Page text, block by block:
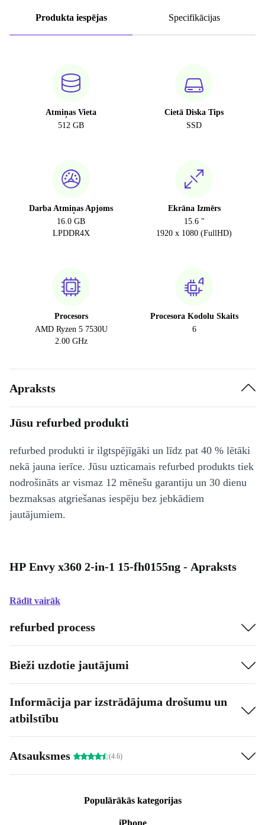
Produkta iespējas Specifikācijas
Atmiņas Vieta
512 GB
Cietā Diska Tips
SSD
Darba Atmiņas Apjoms
16.0 GB
LPDDR4X
Ekrāna Izmērs
15.6 "
1920 x 1080 (FullHD)
Procesors
AMD Ryzen 5 7530U
2.00 GHz
Procesora Kodolu Skaits
6
Apraksts
Jūsu refurbed produkti
refurbed produkti ir ilgtspējīgāki un līdz pat 40 % lētāki
nekā jauna ierīce. Jūsu uzticamais refurbed produkts tiek
nodrošināts ar vismaz 12 mēnešu garantiju un 30 dienu
bezmaksas atgriešanas iespēju bez jebkādiem
jautājumiem.
HP Envy x360 2-in-1 15-fh0155ng - Apraksts
Rādīt vairāk
refurbed process
Bieži uzdotie jautājumi
Informācija par izstrādājuma drošumu un
atbilstību
Atsauksmes (4.6)
Populārākās kategorijas
iPhone